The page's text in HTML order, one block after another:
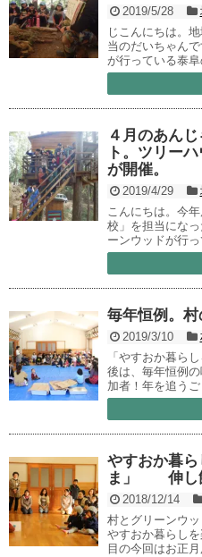
2019/5/28
じこんにちは。
当のだいちゃん
が行っている泰
４月のあん
ト。ツリー
が開催。
2019/4/29
こんにちは。今
校」を担当にな
ーンウッドが行
毎年恒例。
2019/3/10
「やすおか暮ら
後は、毎年恒例
加者！年を追う
やすおか暮
ま」 伸し
2018/12/14
村とグリーンウ
やすおか暮らし
目の今回はお正